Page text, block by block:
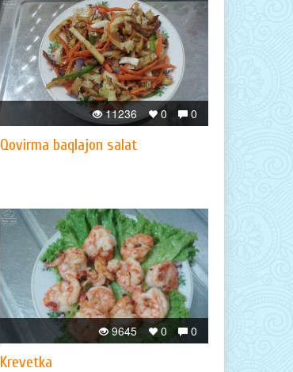
0
0
11236
Qovirma baqlajon salat
0
0
9645
Krevetka